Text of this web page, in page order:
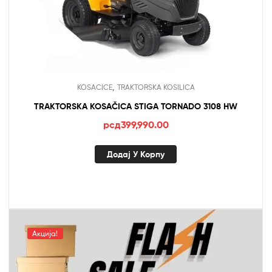
KOSACICE, TRAKTORSKA KOSILICA
TRAKTORSKA KOSAČICA STIGA TORNADO 3108 HW
рсд399,990.00
Додај У Корпу
Акција!